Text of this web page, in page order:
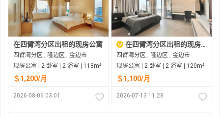
在四臂湾分区出租的现房公寓
四臂湾分区 , 隆边区 , 金边市
现房公寓 | 2 卧室 | 2 浴室 | 118m²
＄1,200/月
2026-08-06 03:01
在四臂湾分区出租的现房公寓
四臂湾分区 , 隆边区 , 金边市
现房公寓 | 2 卧室 | 2 浴室 | 120m²
＄1,100/月
2026-07-13 11:28